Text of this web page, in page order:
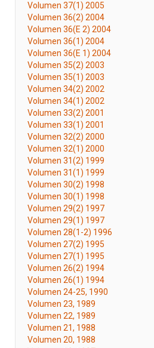
Volumen 37(1) 2005
Volumen 36(2) 2004
Volumen 36(E 2) 2004
Volumen 36(1) 2004
Volumen 36(E 1) 2004
Volumen 35(2) 2003
Volumen 35(1) 2003
Volumen 34(2) 2002
Volumen 34(1) 2002
Volumen 33(2) 2001
Volumen 33(1) 2001
Volumen 32(2) 2000
Volumen 32(1) 2000
Volumen 31(2) 1999
Volumen 31(1) 1999
Volumen 30(2) 1998
Volumen 30(1) 1998
Volumen 29(2) 1997
Volumen 29(1) 1997
Volumen 28(1-2) 1996
Volumen 27(2) 1995
Volumen 27(1) 1995
Volumen 26(2) 1994
Volumen 26(1) 1994
Volumen 24-25, 1990
Volumen 23, 1989
Volumen 22, 1989
Volumen 21, 1988
Volumen 20, 1988